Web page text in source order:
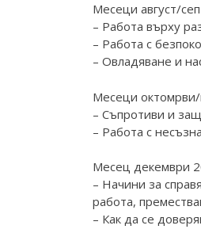
Месеци август/
– Работа върху
– Работа с
– Овладяване и
Месеци
– Съпротиви и
– Работа с
Месец декември
– Начини за
работа,
– Как да се